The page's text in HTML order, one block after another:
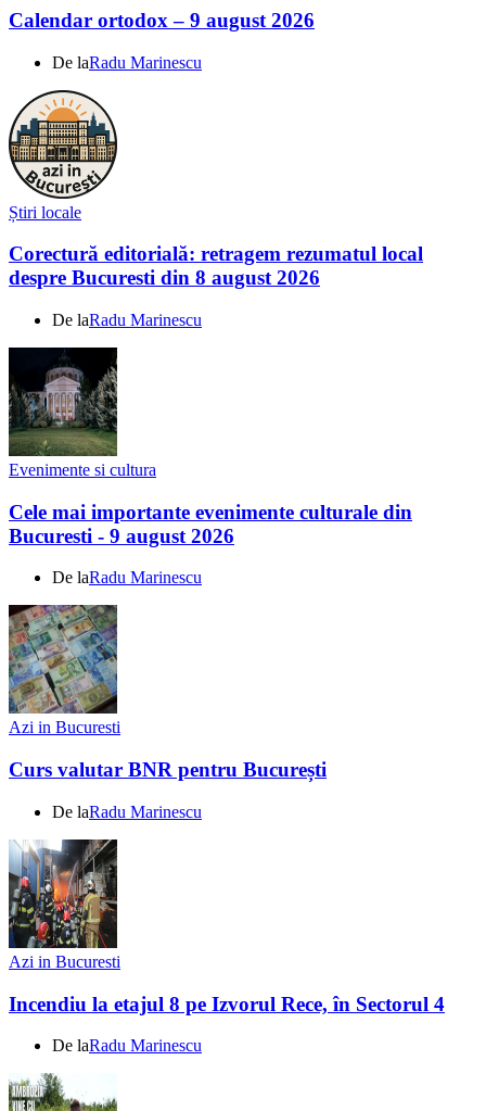
Calendar ortodox – 9 august 2026
De laRadu Marinescu
Știri locale
Corectură editorială: retragem rezumatul local
despre Bucuresti din 8 august 2026
De laRadu Marinescu
Evenimente si cultura
Cele mai importante evenimente culturale din
Bucuresti - 9 august 2026
De laRadu Marinescu
Azi in Bucuresti
Curs valutar BNR pentru București
De laRadu Marinescu
Azi in Bucuresti
Incendiu la etajul 8 pe Izvorul Rece, în Sectorul 4
De laRadu Marinescu